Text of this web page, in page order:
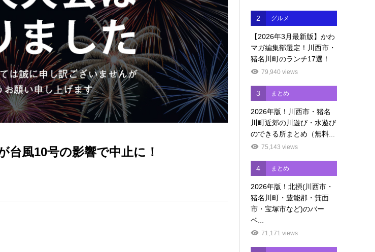
台風10号の影響で中止に！
2 グルメ
【2026年3月最新版】かわ
マガ編集部選定！川西市・
猪名川町のランチ17選！
79,940 views
3 まとめ
2026年版！川西市・猪名
川町近郊の川遊び・水遊び
のできる所まとめ（無料...
75,143 views
4 まとめ
2026年版！北摂(川西市・
猪名川町・豊能郡・箕面
市・宝塚市など)のバー
ベ...
71,171 views